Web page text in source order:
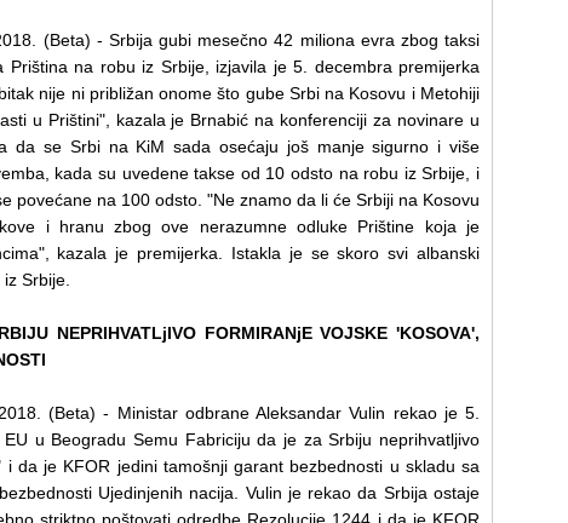
(Beta) - Srbija gubi mesečno 42 miliona evra zbog taksi
na robu iz Srbije, izjavila je 5. decembra premijerka
nije ni približan onome što gube Srbi na Kosovu i Metohiji
u Prištini", kazala je Brnabić na konferenciji za novinare u
da se Srbi na KiM sada osećaju još manje sigurno i više
kada su uvedene takse od 10 odsto na robu iz Srbije, i
povećane na 100 odsto. "Ne znamo da li će Srbiji na Kosovu
i hranu zbog ove nerazumne odluke Prištine koja je
kazala je premijerka. Istakla je se skoro svi albanski
Srbije.
NEPRIHVATLjIVO FORMIRANjE VOJSKE 'KOSOVA',
(Beta) - Ministar odbrane Aleksandar Vulin rekao je 5.
u Beogradu Semu Fabriciju da je za Srbiju neprihvatljivo
i da je KFOR jedini tamošnji garant bezbednosti u skladu sa
Ujedinjenih nacija. Vulin je rekao da Srbija ostaje